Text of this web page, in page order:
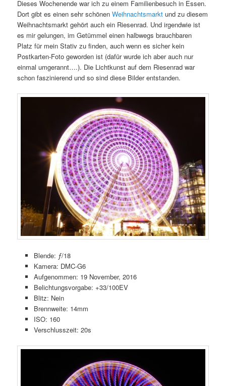
Dieses Wochenende war ich zu einem Familienbesuch in Essen.
Dort gibt es einen sehr schönenWeihnachtsmarkt und zu diesem
Weihnachtsmarkt gehört auch ein Riesenrad. Und irgendwie ist
es mir gelungen, im Getümmel einen halbwegs brauchbaren
Platz für mein Stativ zu finden, auch wenn es sicher kein
Postkarten-Foto geworden ist (dafür wurde ich aber auch nur
einmal umgerannt….). Die Lichtkunst auf dem Riesenrad war
schon faszinierend und so sind diese Bilder entstanden.
Blende: ƒ/18
Kamera: DMC-G6
Aufgenommen: 19 November, 2016
Belichtungsvorgabe: +33/100EV
Blitz: Nein
Brennweite: 14mm
ISO: 160
Verschlusszeit: 20s